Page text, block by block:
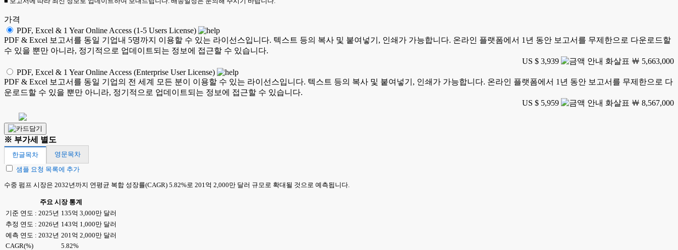
가격
PDF, Excel & 1 Year Online Access (1-5 Users License)
PDF & Excel 보고서를 동일 기업내 5명까지 이용할 수 있는 라이선스입니다. 텍스트 등의 복사 및 붙여넣기, 인쇄가 가능합니다. 온라인 플랫폼에서 1년 동안 보고서를 무제한으로 다운로드할
수 있을 뿐만 아니라, 정기적으로 업데이트되는 정보에 접근할 수 있습니다.
US $ 3,939
￦ 5,663,000
PDF, Excel & 1 Year Online Access (Enterprise User License)
PDF & Excel 보고서를 동일 기업의 전 세계 모든 분이 이용할 수 있는 라이선스입니다. 텍스트 등의 복사 및 붙여넣기, 인쇄가 가능합니다. 온라인 플랫폼에서 1년 동안 보고서를 무제한으로 다
운로드할 수 있을 뿐만 아니라, 정기적으로 업데이트되는 정보에 접근할 수 있습니다.
US $ 5,959
￦ 8,567,000
※ 부가세 별도
한글목차
영문목차
샘플 요청 목록에 추가
수중 펌프 시장은 2032년까지 연평균 복합 성장률(CAGR) 5.82%로 201억 2,000만 달러 규모로 확대될 것으로 예측됩니다.
주요 시장 통계
기준 연도 : 2025년 135억 3,000만 달러
추정 연도 : 2026년 143억 1,000만 달러
예측 연도 : 2032년 201억 2,000만 달러
CAGR(%)
5.82%